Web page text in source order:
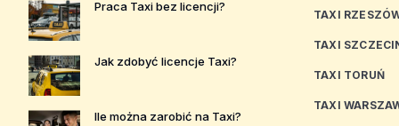
Praca Taxi bez licencji?
Jak zdobyć licencje Taxi?
Ile można zarobić na Taxi?
TAXI
TAXI
TAXI TORUŃ
TAXI